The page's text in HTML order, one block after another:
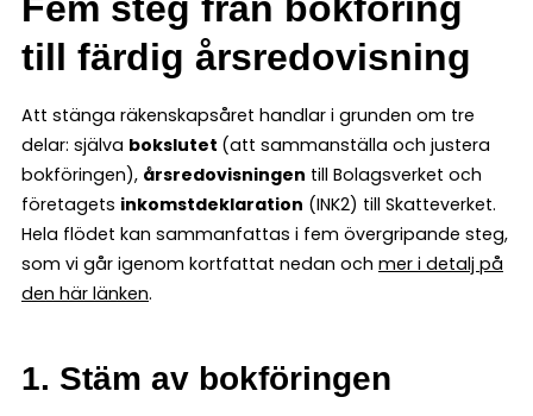
Fem steg från bokföring
till färdig årsredovisning
Att stänga räkenskapsåret handlar i grunden om tre
delar: själva bokslutet (att sammanställa och justera
bokföringen), årsredovisningen till Bolagsverket och
företagets inkomstdeklaration (INK2) till Skatteverket.
Hela flödet kan sammanfattas i fem övergripande steg,
som vi går igenom kortfattat nedan och mer i detalj på
den här länken.
1. Stäm av bokföringen